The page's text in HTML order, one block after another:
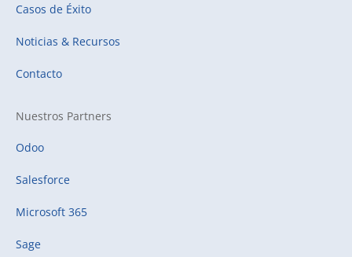
Casos de Éxito
Noticias & Recursos
Contacto
Nuestros Partners
Odoo
Salesforce
Microsoft 365
Sage